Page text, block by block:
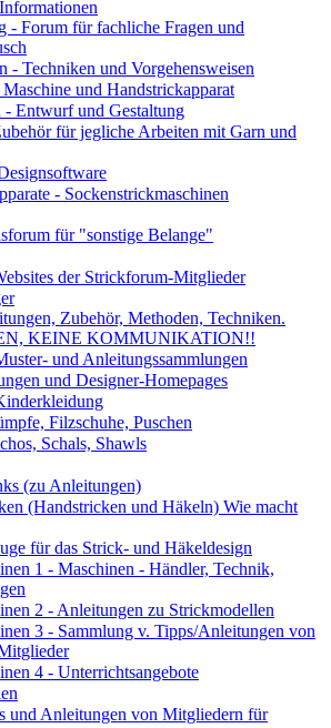
- Forum für fachliche Fragen und
Techniken und Vorgehensweisen
und Handstrickapparat
Entwurf und Gestaltung
für jegliche Arbeiten mit Garn und
- Sockenstrickmaschinen
für "sonstige Belange"
der Strickforum-Mitglieder
Zubehör, Methoden, Techniken.
KEINE KOMMUNIKATION!!
und Anleitungssammlungen
und Designer-Homepages
Filzschuhe, Puschen
Schals, Shawls
(zu Anleitungen)
(Handstricken und Häkeln) Wie macht
für das Strick- und Häkeldesign
1 - Maschinen - Händler, Technik,
2 - Anleitungen zu Strickmodellen
3 - Sammlung v. Tipps/Anleitungen von
4 - Unterrichtsangebote
Anleitungen von Mitgliedern für